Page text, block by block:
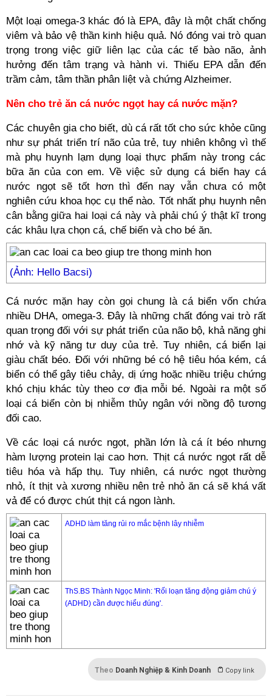
Một loại omega-3 khác đó là EPA, đây là một chất chống
viêm và bảo vệ thần kinh hiệu quả. Nó đóng vai trò quan
trọng trong việc giữ liên lạc của các tế bào não, ảnh
hưởng đến tâm trạng và hành vi. Thiếu EPA dẫn đến
trầm cảm, tâm thần phân liệt và chứng Alzheimer.
Nên cho trẻ ăn cá nước ngọt hay cá nước mặn?
Các chuyên gia cho biết, dù cá rất tốt cho sức khỏe cũng
như sự phát triển trí não của trẻ, tuy nhiên không vì thế
mà phụ huynh lạm dụng loại thực phẩm này trong các
bữa ăn của con em. Về việc sử dụng cá biển hay cá
nước ngọt sẽ tốt hơn thì đến nay vẫn chưa có một
nghiên cứu khoa học cụ thể nào. Tốt nhất phụ huynh nên
cân bằng giữa hai loại cá này và phải chú ý thật kĩ trong
các khâu lựa chọn cá, chế biến và cho bé ăn.
(Ảnh: Hello Bacsi)
Cá nước mặn hay còn gọi chung là cá biển vốn chứa
nhiều DHA, omega-3. Đây là những chất đóng vai trò rất
quan trọng đối với sự phát triển của não bộ, khả năng ghi
nhớ và kỹ năng tư duy của trẻ. Tuy nhiên, cá biển lại
giàu chất béo. Đối với những bé có hệ tiêu hóa kém, cá
biển có thể gây tiêu chảy, dị ứng hoặc nhiều triệu chứng
khó chịu khác tùy theo cơ địa mỗi bé. Ngoài ra một số
loại cá biển còn bị nhiễm thủy ngân với nồng độ tương
đối cao.
Về các loại cá nước ngọt, phần lớn là cá ít béo nhưng
hàm lượng protein lại cao hơn. Thịt cá nước ngọt rất dễ
tiêu hóa và hấp thụ. Tuy nhiên, cá nước ngọt thường
nhỏ, ít thịt và xương nhiều nên trẻ nhỏ ăn cá sẽ khá vất
vả để có được chút thịt cá ngon lành.
ADHD làm tăng rủi ro mắc bệnh lây nhiễm
ThS.BS Thành Ngọc Minh: 'Rối loạn tăng động giảm chú ý
(ADHD) cần được hiểu đúng'.
Theo Doanh Nghiệp & Kinh Doanh Copy link